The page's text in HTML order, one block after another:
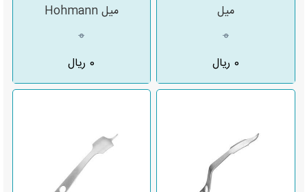
میل
0
0 ریال
میل Hohmann
0
0 ریال